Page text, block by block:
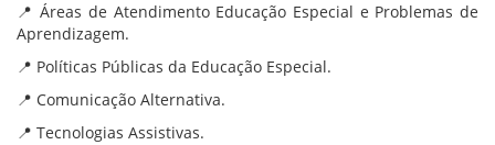
📍 Áreas de Atendimento Educação Especial e Problemas de
Aprendizagem.
📍 Políticas Públicas da Educação Especial.
📍 Comunicação Alternativa.
📍 Tecnologias Assistivas.